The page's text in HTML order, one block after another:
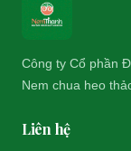
Công ty Cổ phần
Nem chua heo
Liên hệ